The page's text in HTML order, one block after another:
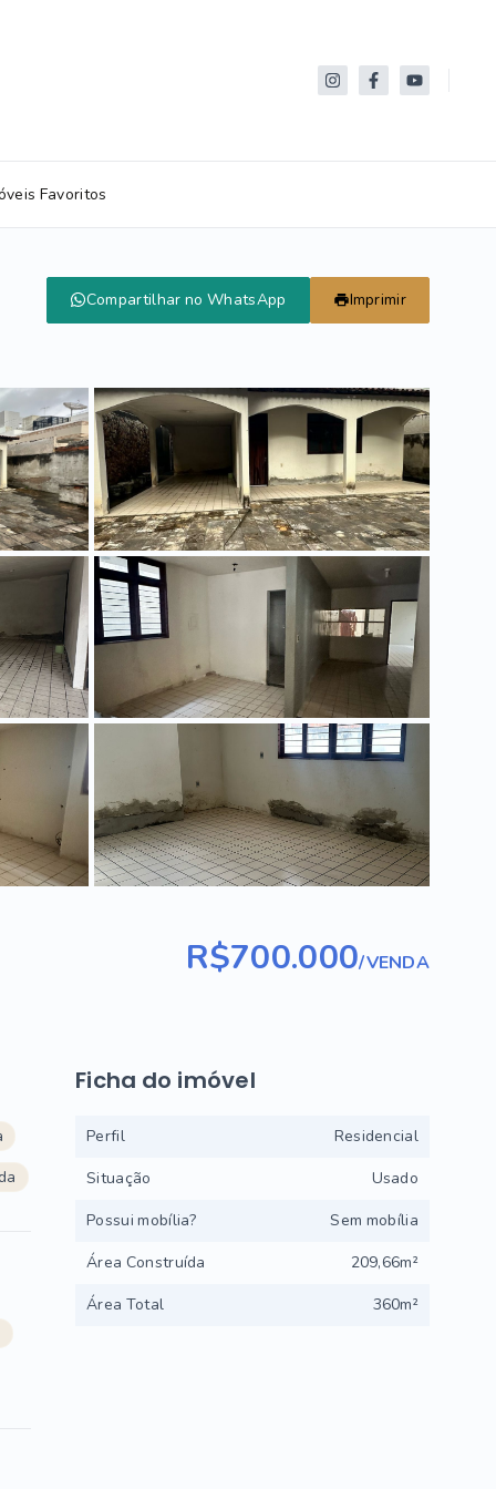
Favoritos
Compartilhar no WhatsApp Imprimir
R$700.000/VENDA
Ficha do imóvel
Perfil
Residencial
Situação
Usado
Possui mobília?
Sem mobília
Área Construída
209,66m²
Área Total
360m²